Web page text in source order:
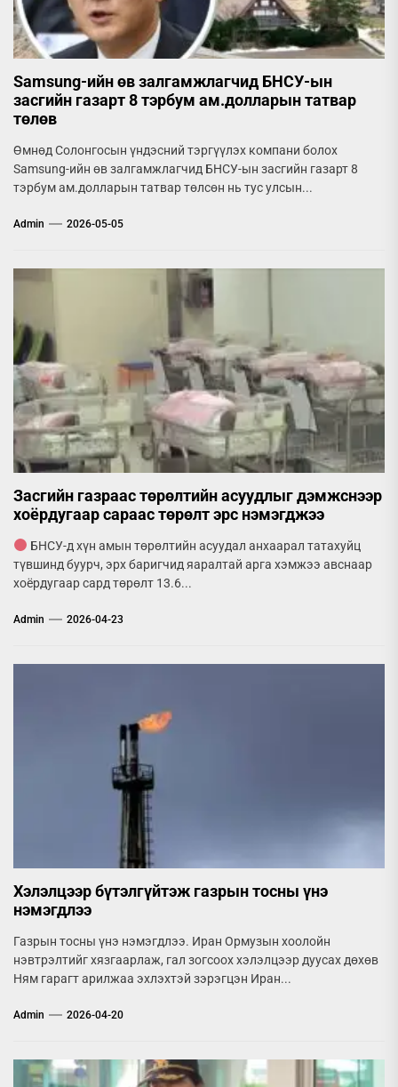
Samsung-ийн өв залгамжлагчид БНСУ-ын
засгийн газарт 8 тэрбум ам.долларын татвар
төлөв
Өмнөд Солонгосын үндэсний тэргүүлэх компани болох
Samsung-ийн өв залгамжлагчид БНСУ-ын засгийн газарт 8
тэрбум ам.долларын татвар төлсөн нь тус улсын...
Admin 2026-05-05
Засгийн газраас төрөлтийн асуудлыг дэмжснээр
хоёрдугаар сараас төрөлт эрс нэмэгджээ
БНСУ-д хүн амын төрөлтийн асуудал анхаарал татахуйц
түвшинд буурч, эрх баригчид яаралтай арга хэмжээ авснаар
хоёрдугаар сард төрөлт 13.6...
Admin 2026-04-23
Хэлэлцээр бүтэлгүйтэж газрын тосны үнэ
нэмэгдлээ
Газрын тосны үнэ нэмэгдлээ. Иран Ормузын хоолойн
нэвтрэлтийг хязгаарлаж, гал зогсоох хэлэлцээр дуусах дөхөв
Ням гарагт арилжаа эхлэхтэй зэрэгцэн Иран...
Admin 2026-04-20